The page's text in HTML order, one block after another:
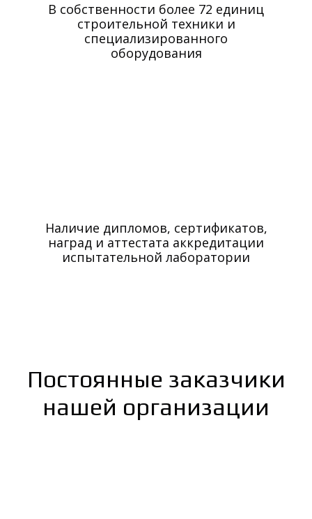
В собственности более 72 единиц
строительной техники и
специализированного
оборудования
Наличие дипломов, сертификатов,
наград и аттестата аккредитации
испытательной лаборатории
Постоянные заказчики
нашей организации